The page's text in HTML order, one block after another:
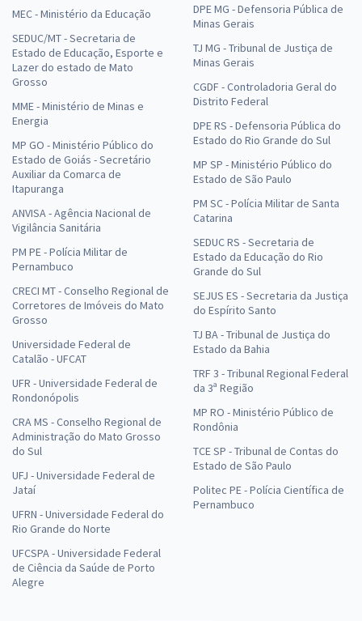
MEC - Ministério da Educação
SEDUC/MT - Secretaria de
Estado de Educação, Esporte e
Lazer do estado de Mato
Grosso
MME - Ministério de Minas e
Energia
MP GO - Ministério Público do
Estado de Goiás - Secretário
Auxiliar da Comarca de
Itapuranga
ANVISA - Agência Nacional de
Vigilância Sanitária
PM PE - Polícia Militar de
Pernambuco
CRECI MT - Conselho Regional de
Corretores de Imóveis do Mato
Grosso
Universidade Federal de
Catalão - UFCAT
UFR - Universidade Federal de
Rondonópolis
CRA MS - Conselho Regional de
Administração do Mato Grosso
do Sul
UFJ - Universidade Federal de
Jataí
UFRN - Universidade Federal do
Rio Grande do Norte
UFCSPA - Universidade Federal
de Ciência da Saúde de Porto
Alegre
DPE MG - Defensoria Pública de
Minas Gerais
TJ MG - Tribunal de Justiça de
Minas Gerais
CGDF - Controladoria Geral do
Distrito Federal
DPE RS - Defensoria Pública do
Estado do Rio Grande do Sul
MP SP - Ministério Público do
Estado de São Paulo
PM SC - Polícia Militar de Santa
Catarina
SEDUC RS - Secretaria de
Estado da Educação do Rio
Grande do Sul
SEJUS ES - Secretaria da Justiça
do Espírito Santo
TJ BA - Tribunal de Justiça do
Estado da Bahia
TRF 3 - Tribunal Regional Federal
da 3ª Região
MP RO - Ministério Público de
Rondônia
TCE SP - Tribunal de Contas do
Estado de São Paulo
Politec PE - Polícia Científica de
Pernambuco